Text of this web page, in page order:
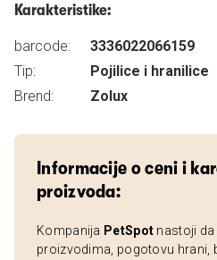
Karakteristike:
barcode:
3336022066159
Tip:
Pojilice i hranilice
Brend:
Zolux
Informacije o ceni i
proizvoda:
Kompanija PetSpot nastoji
proizvodima, pogotovu hrani,